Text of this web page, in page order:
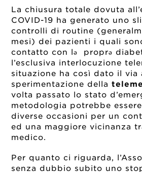
La chiusura totale dovuta
COVID-19 ha generato uno
controlli di routine
mesi) dei pazienti i quali
contatto con lə proprə
l’esclusiva interlocuzione
situazione ha così dato il via
sperimentazione della
volta passato lo stato
metodologia potrebbe
diverse occasioni per un
ed una maggiore vicinanza
medico.
Per quanto ci riguarda,
senza dubbio subito uno